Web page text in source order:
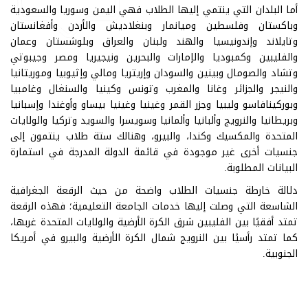
أما البلدان التي ينتمي إليها الطلاب فهي اليمن وسوريا والسعودية
وباكستان وفلسطين وميانمار وبنغلاديش والأردن وأفغانستان
وتايلاند وإندونيسيا والهند ولبنان والعراق وبلوشستان وعمان
والفليبين وكمبوديا والإمارات والبحرين ونيجيريا ومصر وجيبوتي
وتشاد والصومال وبينين والسودان وإريتريا ومالي وإثيوبيا وموريتانيا
والنيجر والجزائر وغانا والمغرب وتونس وكينيا والسنغال وغامبيا
وبوركينافاسو وليبيا وجزر القمر وغينيا وغينيا بيساو وأوغندا وإسبانيا
وبريطانيا والنرويج وألبانيا وألمانيا وسويسرا والسويد وتركيا والولايات
المتحدة والمكسيك وكندا، والبيرو، وهنالك ستة طلاب ينتمون إلى
جنسيات أخرى غير موجودة في قائمة الدولة المدرجة في استمارة
البيانات المطلوبة.
دلالة خارطة جنسيات الطلاب واضحة من حيث الرقعة الجغرافية
الشاسعة التي وصلت إليها خدمات الجامعة التعليمية؛ فهذه الرقعة
تمتد أفقيًا بين الفليبين شرق الكرة الأرضية والولايات المتحدة غربها،
كما تمتد رأسيًا بين النرويج شمال الكرة الأرضية والبيرو في أمريكا
الجنوبية.